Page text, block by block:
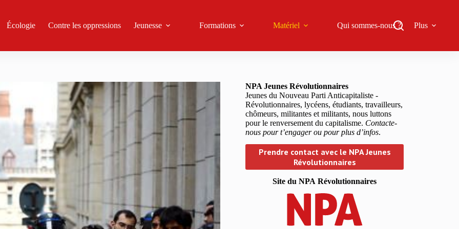
Écologie Contre les oppressions Jeunesse Formations Matériel Qui sommes-nous ? Plus
NPA Jeunes Révolutionnaires
Jeunes du Nouveau Parti Anticapitaliste -
Révolutionnaires, lycéens, étudiants, travailleurs,
chômeurs, militantes et militants, nous luttons
pour le renversement du capitalisme. Contacte-
nous pour t’engager ou pour plus d’infos.
Prendre contact avec le NPA Jeunes
Révolutionnaires
Site du NPA Révolutionnaires